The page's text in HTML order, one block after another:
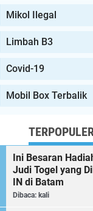
Mikol Ilegal
Limbah B3
Covid-19
Mobil Box Terbalik
Ini Besaran
Judi Togel yang
IN di Batam
Dibaca: kali